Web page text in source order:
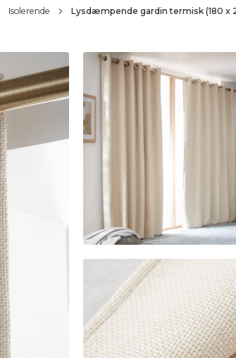
Isolerende Lysdæmpende gardin termisk (180 x